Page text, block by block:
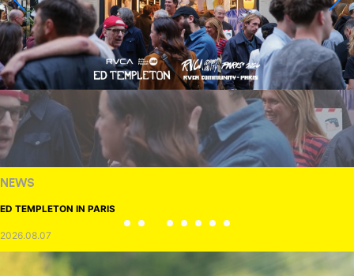
NEWS
ED TEMPLETON IN PARIS
2026.08.07